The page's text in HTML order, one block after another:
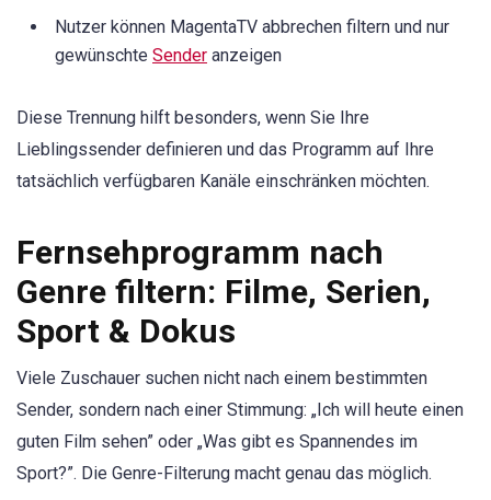
Nutzer können MagentaTV abbrechen filtern und nur
gewünschte Sender anzeigen
Diese Trennung hilft besonders, wenn Sie Ihre
Lieblingssender definieren und das Programm auf Ihre
tatsächlich verfügbaren Kanäle einschränken möchten.
Fernsehprogramm nach
Genre filtern: Filme, Serien,
Sport & Dokus
Viele Zuschauer suchen nicht nach einem bestimmten
Sender, sondern nach einer Stimmung: „Ich will heute einen
guten Film sehen” oder „Was gibt es Spannendes im
Sport?”. Die Genre-Filterung macht genau das möglich.